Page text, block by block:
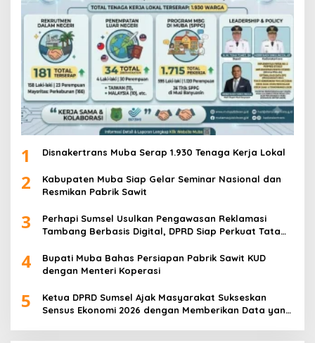
1 Disnakertrans Muba Serap 1.930 Tenaga Kerja Lokal
2
Kabupaten Muba Siap Gelar Seminar Nasional dan
Resmikan Pabrik Sawit
3
Perhapi Sumsel Usulkan Pengawasan Reklamasi
Tambang Berbasis Digital, DPRD Siap Perkuat Tata
4
Bupati Muba Bahas Persiapan Pabrik Sawit KUD
dengan Menteri Koperasi
5
Ketua DPRD Sumsel Ajak Masyarakat Sukseskan
Sensus Ekonomi 2026 dengan Memberikan Data yang